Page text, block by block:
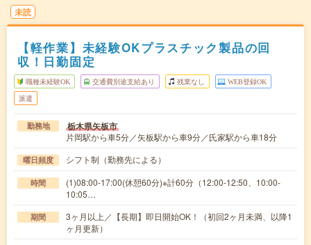
未読
【軽作業】未経験OKプラスチック製品の回
収！日勤固定
職種未経験OK 交通費別途支給あり 残業なし WEB登録OK
派遣
勤務地 栃木県矢板市
片岡駅から車5分／矢板駅から車9分／氏家駅から車18分
曜日頻度 シフト制（勤務先による）
時間
(1)08:00-17:00(休憩60分)※計60分（12:00-12:50、10:00-
10:05…
期間
3ヶ月以上／【長期】即日開始OK！（初回2ヶ月未満、以降1
ヶ月更新）